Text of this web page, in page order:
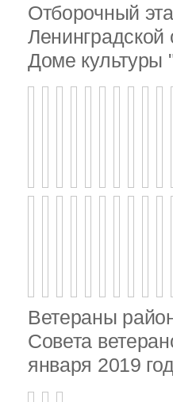
Отборочный
Ленинградской
Доме культуры
Ветераны
Совета
января 2019